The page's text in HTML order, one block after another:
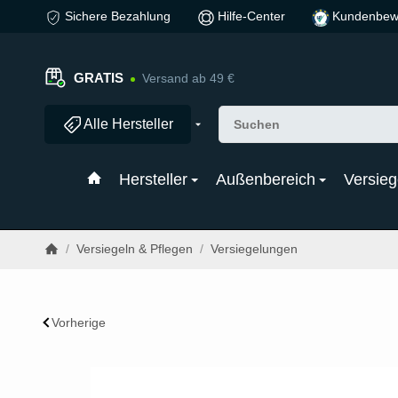
Sichere Bezahlung Hilfe-Center
GRATIS Versand ab 49 €
Alle Hersteller
Hersteller Außenbereich
/ Versiegeln & Pflegen / Versiegelungen
Vorherige